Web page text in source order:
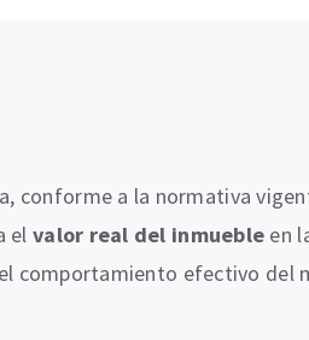
conforme a la normativa
el valor real del inmueble en
comportamiento efectivo del